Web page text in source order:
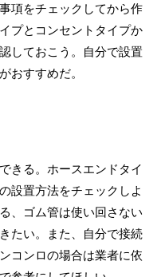
項をチェックしてから作
プとコンセントタイプか
しておこう。自分で設置
おすすめだ。
きる。ホースエンドタイ
設置方法をチェックしよ
、ゴム管は使い回さない
たい。また、自分で接続
コンロの場合は業者に依